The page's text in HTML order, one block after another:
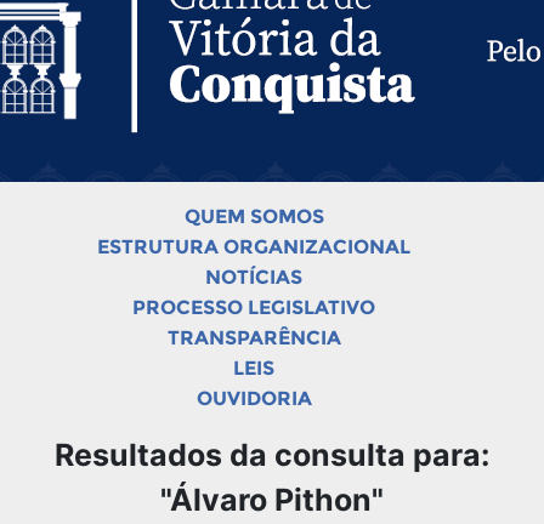
QUEM SOMOS
ESTRUTURA ORGANIZACIONAL
NOTÍCIAS
PROCESSO LEGISLATIVO
TRANSPARÊNCIA
LEIS
OUVIDORIA
Resultados da consulta para:
"Álvaro Pithon"